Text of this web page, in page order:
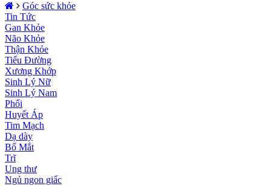
Góc sức khỏe
Tin Tức
Gan Khỏe
Não Khỏe
Thận Khỏe
Tiểu Đường
Xương Khớp
Sinh Lý Nữ
Sinh Lý Nam
Phổi
Huyết Áp
Tim Mạch
Dạ dày
Bổ Mắt
Trĩ
Ung thư
Ngủ ngon giấc